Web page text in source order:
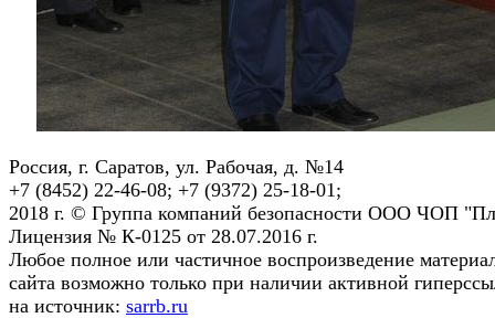
Россия, г. Саратов, ул. Рабочая, д. №14
+7 (8452) 22-46-08; +7 (9372) 25-18-01;
2018 г. © Группа компаний безопасности ООО ЧОП
Лицензия № К-0125 от 28.07.2016 г.
Любое полное или частичное воспроизведение
сайта возможно только при наличии активной
на источник: sarrb.ru